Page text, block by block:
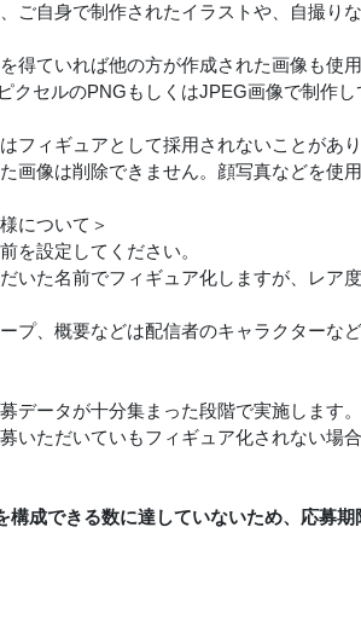
ご自身で制作されたイラストや、自撮り
得ていれば他の方が作成された画像も使用
クセルのPNGもしくはJPEG画像で制作
フィギュアとして採用されないことがあり
画像は削除できません。顔写真などを使
について＞
を設定してください。
いた名前でフィギュア化しますが、レア
プ、概要などは配信者のキャラクターな
データが十分集まった段階で実施します。
いただいていもフィギュア化されない場
構成できる数に達していないため、応募